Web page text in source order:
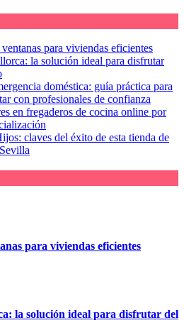
para viviendas eficientes
la solución ideal para disfrutar
doméstica: guía práctica para
con profesionales de confianza
en fregaderos de cocina online por
claves del éxito de esta tienda de
para viviendas eficientes
la solución ideal para disfrutar del